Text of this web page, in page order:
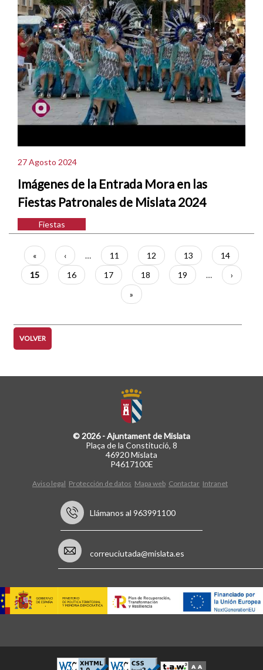
27 Agosto 2024
Imágenes de la Entrada Mora en las
Fiestas Patronales de Mislata 2024
Fiestas
Paginación
Primera
página
«
Página
anterior
‹ … Página
11 Página
12 Página
13 Página
14
Página
actual
15 Página
16 Página
17 Página
18 Página
19 …
página
›
Última
página
»
VOLVER
© 2026 - Ajuntament de Mislata
Plaça de la Constitució, 8
46920 Mislata
P4617100E
Aviso legal Protección de datos Mapa web Contactar Intranet
Llámanos al 963991100
correuciutada@mislata.es